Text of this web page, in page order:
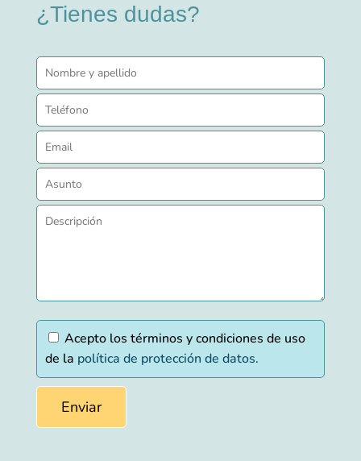
¿Tienes dudas?
Acepto los términos y condiciones de uso
de la política de protección de datos.